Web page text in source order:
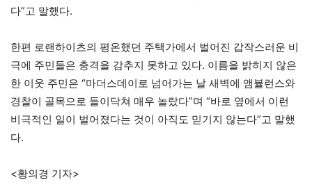
다”고 말했다.
한편 로랜하이츠의 평온했던 주택가에서 벌어진 갑작스러운 비
극에 주민들은 충격을 감추지 못하고 있다. 이름을 밝히지 않은
한 이웃 주민은 “마더스데이로 넘어가는 날 새벽에 앰뷸런스와
경찰이 골목으로 들이닥쳐 매우 놀랐다”며 “바로 옆에서 이런
비극적인 일이 벌어졌다는 것이 아직도 믿기지 않는다”고 말했
다.
<황의경 기자>